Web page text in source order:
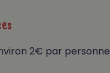
2€ par personne